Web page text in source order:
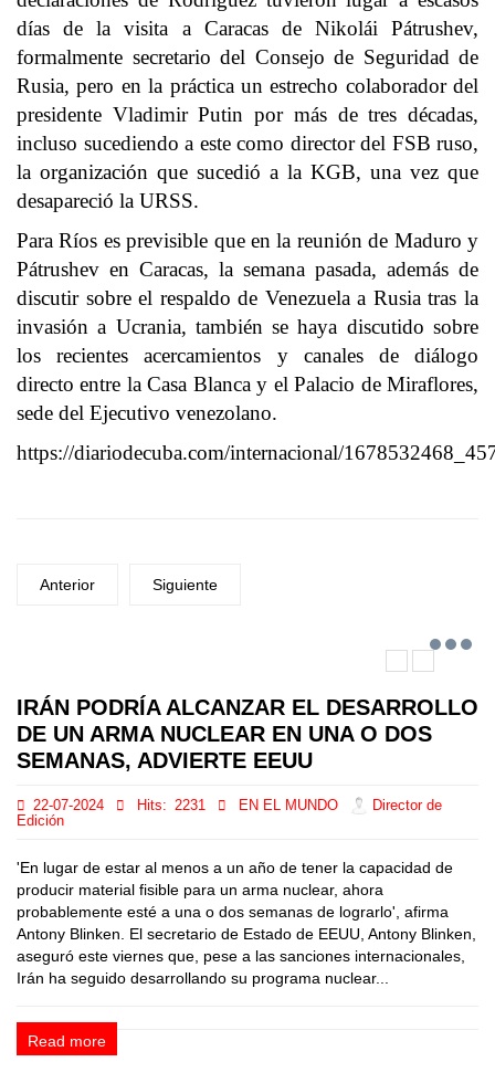
días de la visita a Caracas de Nikolái Pátrushev,
formalmente secretario del Consejo de Seguridad de
Rusia, pero en la práctica un estrecho colaborador del
presidente Vladimir Putin por más de tres décadas,
incluso sucediendo a este como director del FSB ruso,
la organización que sucedió a la KGB, una vez que
desapareció la URSS.
Para Ríos es previsible que en la reunión de Maduro y
Pátrushev en Caracas, la semana pasada, además de
discutir sobre el respaldo de Venezuela a Rusia tras la
invasión a Ucrania, también se haya discutido sobre
los recientes acercamientos y canales de diálogo
directo entre la Casa Blanca y el Palacio de Miraflores,
sede del Ejecutivo venezolano.
https://diariodecuba.com/internacional/
Anterior Siguiente
IRÁN PODRÍA ALCANZAR EL DESARROLLO
DE UN ARMA NUCLEAR EN UNA O DOS
SEMANAS, ADVIERTE EEUU
22-07-2024 Hits: 2231 EN EL MUNDO
Director de
Edición
'En lugar de estar al menos a un año de tener la capacidad de
producir material fisible para un arma nuclear, ahora
probablemente esté a una o dos semanas de lograrlo', afirma
Antony Blinken. El secretario de Estado de EEUU, Antony Blinken,
aseguró este viernes que, pese a las sanciones internacionales,
Irán ha seguido desarrollando su programa nuclear...
Read more